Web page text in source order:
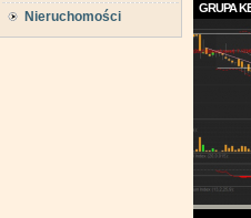
Nieruchomości
GRUPA
Trend
jest